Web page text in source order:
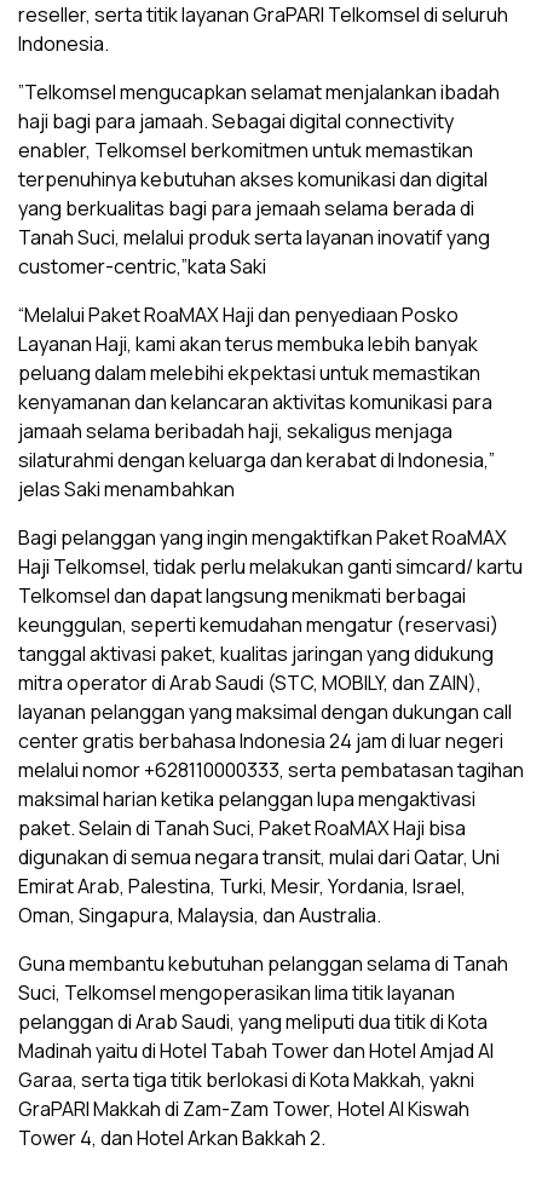
reseller, serta titik layanan GraPARI Telkomsel di seluruh
Indonesia.
”Telkomsel mengucapkan selamat menjalankan ibadah
haji bagi para jamaah. Sebagai digital connectivity
enabler, Telkomsel berkomitmen untuk memastikan
terpenuhinya kebutuhan akses komunikasi dan digital
yang berkualitas bagi para jemaah selama berada di
Tanah Suci, melalui produk serta layanan inovatif yang
customer-centric,”kata Saki
“Melalui Paket RoaMAX Haji dan penyediaan Posko
Layanan Haji, kami akan terus membuka lebih banyak
peluang dalam melebihi ekpektasi untuk memastikan
kenyamanan dan kelancaran aktivitas komunikasi para
jamaah selama beribadah haji, sekaligus menjaga
silaturahmi dengan keluarga dan kerabat di Indonesia,”
jelas Saki menambahkan
Bagi pelanggan yang ingin mengaktifkan Paket RoaMAX
Haji Telkomsel, tidak perlu melakukan ganti simcard/ kartu
Telkomsel dan dapat langsung menikmati berbagai
keunggulan, seperti kemudahan mengatur (reservasi)
tanggal aktivasi paket, kualitas jaringan yang didukung
mitra operator di Arab Saudi (STC, MOBILY, dan ZAIN),
layanan pelanggan yang maksimal dengan dukungan call
center gratis berbahasa Indonesia 24 jam di luar negeri
melalui nomor +628110000333, serta pembatasan tagihan
maksimal harian ketika pelanggan lupa mengaktivasi
paket. Selain di Tanah Suci, Paket RoaMAX Haji bisa
digunakan di semua negara transit, mulai dari Qatar, Uni
Emirat Arab, Palestina, Turki, Mesir, Yordania, Israel,
Oman, Singapura, Malaysia, dan Australia.
Guna membantu kebutuhan pelanggan selama di Tanah
Suci, Telkomsel mengoperasikan lima titik layanan
pelanggan di Arab Saudi, yang meliputi dua titik di Kota
Madinah yaitu di Hotel Tabah Tower dan Hotel Amjad Al
Garaa, serta tiga titik berlokasi di Kota Makkah, yakni
GraPARI Makkah di Zam-Zam Tower, Hotel Al Kiswah
Tower 4, dan Hotel Arkan Bakkah 2.